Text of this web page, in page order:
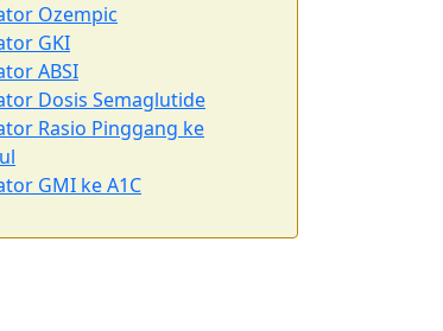
Ozempic
GKI
ABSI
Dosis Semaglutide
Rasio Pinggang ke
GMI ke A1C